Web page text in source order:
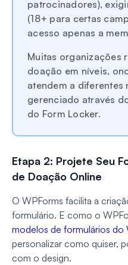
patrocinadores),
(18+ para certas
acesso apenas a
Muitas organizações
doação em níveis,
atendem a diferentes
gerenciado através
do Form Locker.
Etapa 2: Projete Seu
de Doação Online
O WPForms facilita a
formulário. E como o
modelos de formulários do
personalizar como quiser,
com o design.